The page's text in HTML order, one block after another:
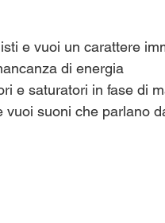
e vuoi un carattere
di energia
e saturatori in fase di
vuoi suoni che parlano